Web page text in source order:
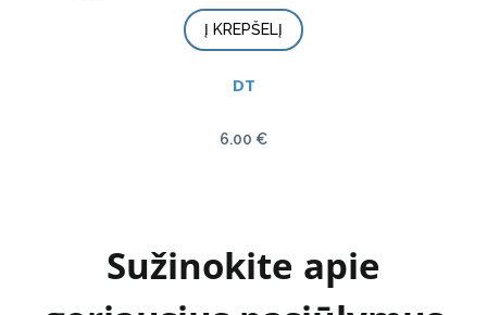
Į KREPŠELĮ
DT
6.00 €
Sužinokite apie